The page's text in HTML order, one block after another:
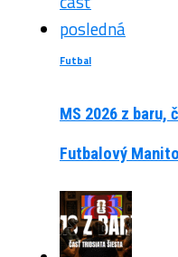
Futbal
MS 2026 z baru,
Futbalový